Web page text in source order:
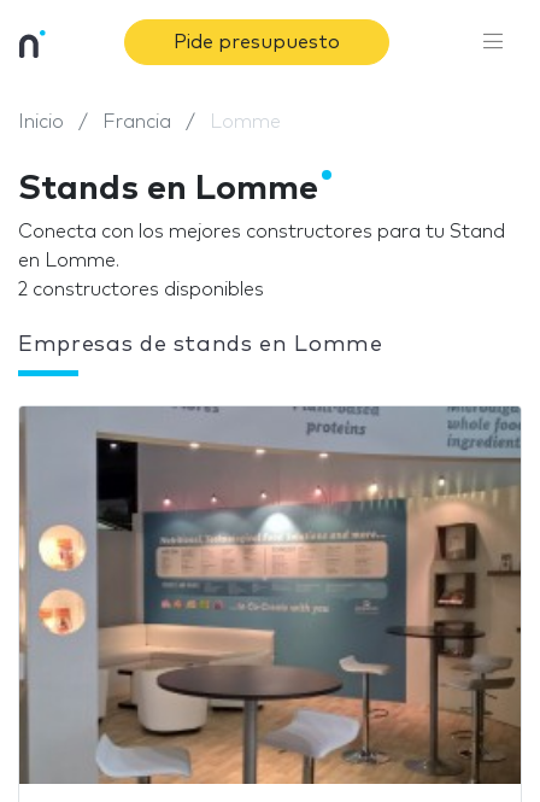
Pide presupuesto
Inicio Francia Lomme
Stands en Lomme
Conecta con los mejores constructores para tu Stand
en Lomme.
2 constructores disponibles
Empresas de stands en Lomme